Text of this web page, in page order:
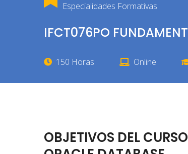
Especialidades Formativas
IFCT076PO
150 Horas Online
OBJETIVOS DEL